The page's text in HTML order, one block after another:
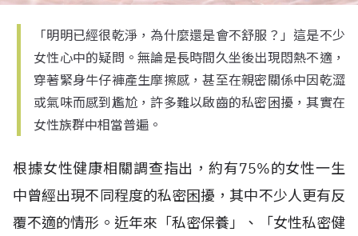
「明明已經很乾淨，為什麼還是會不舒服？」這是不少
女性心中的疑問。無論是長時間久坐後出現悶熱不適，
穿著緊身牛仔褲產生摩擦感，甚至在親密關係中因乾澀
或氣味而感到尷尬，許多難以啟齒的私密困擾，其實在
女性族群中相當普遍。
根據女性健康相關調查指出，約有75%的女性一生
中曾經出現不同程度的私密困擾，其中不少人更有反
覆不適的情形。近年來「私密保養」、「女性私密健